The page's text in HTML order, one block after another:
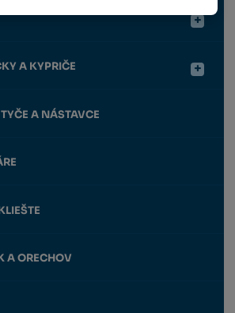
A KYPRIČE
A NÁSTAVCE
A ORECHOV